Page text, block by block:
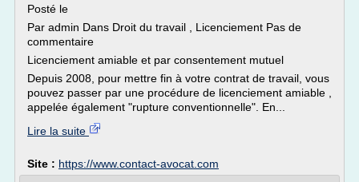
Posté le
Par admin Dans Droit du travail , Licenciement Pas de
commentaire
Licenciement amiable et par consentement mutuel
Depuis 2008, pour mettre fin à votre contrat de travail, vous
pouvez passer par une procédure de licenciement amiable ,
appelée également "rupture conventionnelle". En...
Lire la suite
Site : https://www.contact-avocat.com